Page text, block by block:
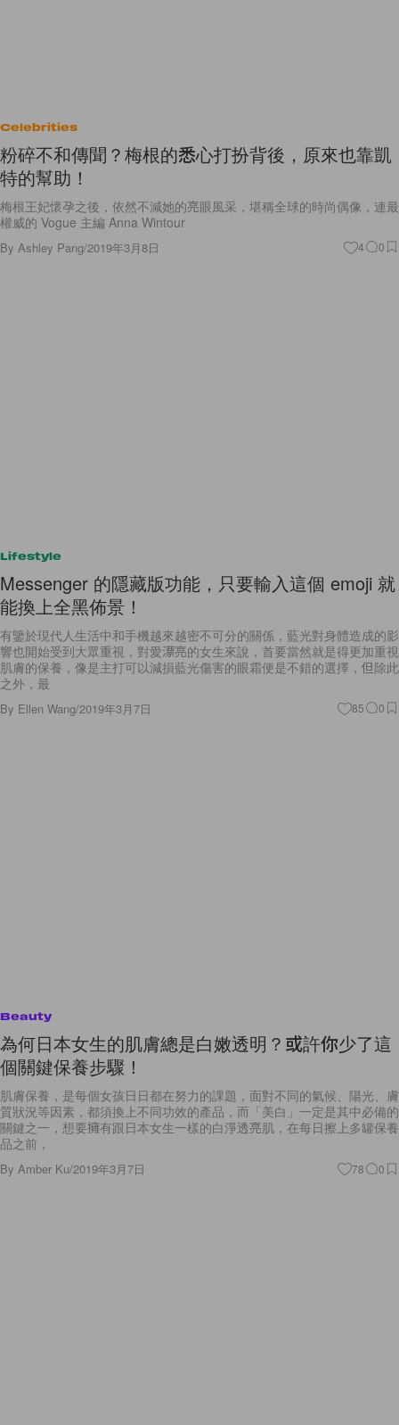
Celebrities
粉碎不和傳聞？梅根的悉心打扮背後，原來也靠凱
特的幫助！
梅根王妃懷孕之後，依然不減她的亮眼風采，堪稱全球的時尚偶像，連最
權威的 Vogue 主編 Anna Wintour
By Ashley Pang/2019年3月8日 4 0
Lifestyle
Messenger 的隱藏版功能，只要輸入這個 emoji 就
能換上全黑佈景！
有鑒於現代人生活中和手機越來越密不可分的關係，藍光對身體造成的影
響也開始受到大眾重視，對愛漂亮的女生來說，首要當然就是得更加重視
肌膚的保養，像是主打可以減損藍光傷害的眼霜便是不錯的選擇，但除此
之外，最
By Ellen Wang/2019年3月7日 85 0
Beauty
為何日本女生的肌膚總是白嫩透明？或許你少了這
個關鍵保養步驟！
肌膚保養，是每個女孩日日都在努力的課題，面對不同的氣候、陽光、膚
質狀況等因素，都須換上不同功效的產品，而「美白」一定是其中必備的
關鍵之一，想要擁有跟日本女生一樣的白淨透亮肌，在每日擦上多罐保養
品之前，
By Amber Ku/2019年3月7日 78 0